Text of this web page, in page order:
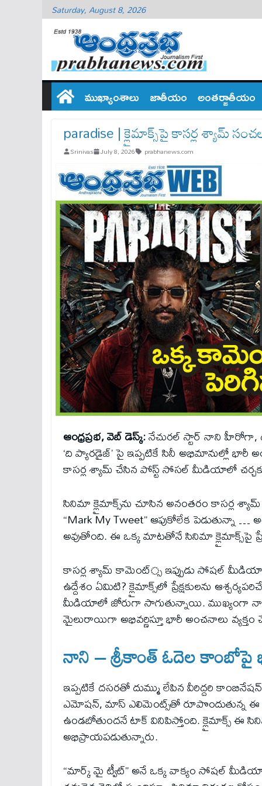
Saturday, August 8, 2026
ముఖ్యాంశాలు జాతీయం అంతర్జాతీయం
paradise | క్లైమాక్స్‌పై కాసర్ల శ్యామ్
Srinivas July 8, 2026 prabhanews.com
ఆంధ్రప్రభ, వెబ్‌ డెస్క్‌:నేచురల్ స్టార్ నాని హీరోగా,
‘ది ప్యారడైజ్’ పై ఇప్పటికే సినీ అభిమానుల్లో
కాసర్ల శ్యామ్ చేసిన పోస్ట్‌ సోసల్‌ మీడియాలో
సినిమా క్లైమాక్స్‌ను చూసిన అనంతరం కాసర్ల శ్యామ్
“Mark My Tweet” ఆపుకోలేక పెడుతున్నా
అవుతోంది. ఈ ఒక్క మాటతోనే సినిమా క్లైమాక్స్‌పై
కాసర్ల శ్యామ్ కామెంట్్స ఇప్పుడు సోషల్‌
ఉద్దేశం ఏమిటి? క్లైమాక్స్‌లో ప్రేక్షకులను
మీడియాలో జోరుగా సాగుతున్నాయి. ముఖ్యంగా
మైలురాయిగా అభివర్ణిస్తూ భారీ అంచనాలు వ్యక్తం
నాని – శ్రీకాంత్ ఓదెల కాంబోపై
ఇప్పటికే దసరతో దుమ్ము లేపిన వీరిద్దరి
ఎమోషన్, మాస్ ఎలిమెంట్స్‌తో రూపొందుతున్న ఈ
ఉండబోతుందనే టాక్ వినిపిస్తోంది. క్లైమాక్స్ ఈ
అభిప్రాయపడుతున్నారు.
“మార్క్ మై ట్వీట్” అనే ఒక్క వాక్యం సోషల్